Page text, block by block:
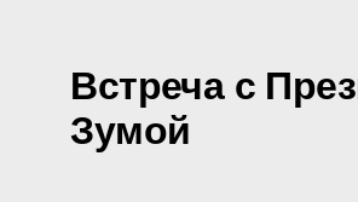
Встреча с
Зумой